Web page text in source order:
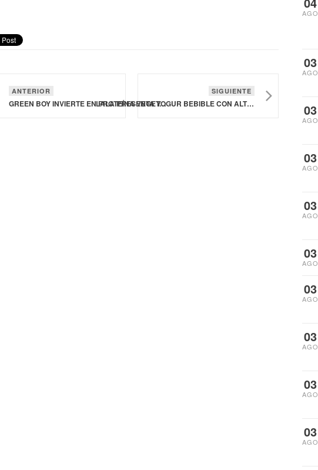
ANTERIOR
GREEN BOY INVIERTE EN PROTEÍNA VEGETAL A TRAVÉS DE LA ALFALFA
SIGUIENTE
LALA PRESENTA YOGUR BEBIBLE CON ALTO CONTENIDO PROTEICO EN ESTADOS UNIDOS
AGO
03
AGO
03
AGO
03
AGO
03
AGO
03
AGO
03
AGO
03
AGO
03
AGO
03
AGO